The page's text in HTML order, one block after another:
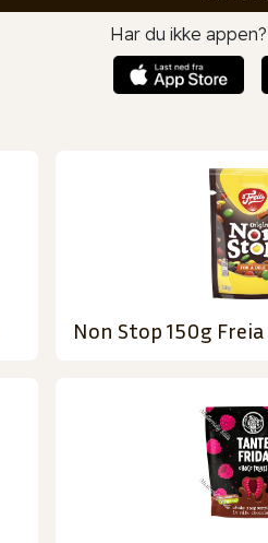
Har du ikke
Non Stop 150g Freia